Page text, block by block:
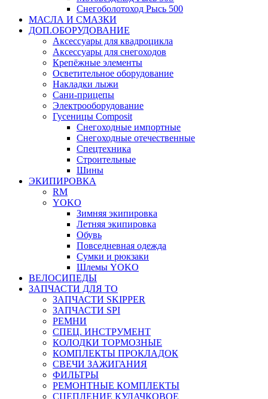
Снегоболотоход Рысь 500
МАСЛА И СМАЗКИ
ДОП.ОБОРУДОВАНИЕ
Аксессуары для квадроцикла
Аксессуары для снегоходов
Крепёжные элементы
Осветительное оборудование
Накладки лыжи
Сани-прицепы
Электрооборудование
Гусеницы Composit
Снегоходные импортные
Снегоходные отечественные
Спецтехника
Строительные
Шины
ЭКИПИРОВКА
RM
YOKO
Зимняя экипировка
Летняя экипировка
Обувь
Повседневная одежда
Сумки и рюкзаки
Шлемы YOKO
ВЕЛОСИПЕДЫ
ЗАПЧАСТИ ДЛЯ ТО
ЗАПЧАСТИ SKIPPER
ЗАПЧАСТИ SPI
РЕМНИ
СПЕЦ. ИНСТРУМЕНТ
КОЛОДКИ ТОРМОЗНЫЕ
КОМПЛЕКТЫ ПРОКЛАДОК
СВЕЧИ ЗАЖИГАНИЯ
ФИЛЬТРЫ
РЕМОНТНЫЕ КОМПЛЕКТЫ
СЦЕПЛЕНИЕ КУЛАЧКОВОЕ